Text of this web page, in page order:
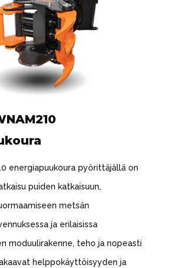
energiapuukoura pyörittäjällä on
puiden katkaisuun,
metsän
ja erilaisissa
moduulirakenne, teho ja nopeasti
helppokäyttöisyyden ja